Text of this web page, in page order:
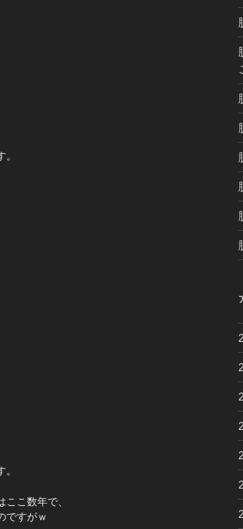
こ数年で、
ですがｗ